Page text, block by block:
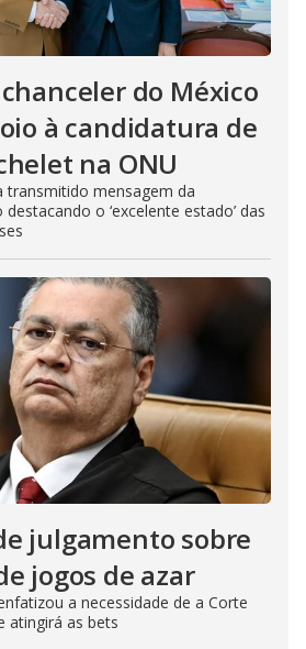
do México
à candidatura de
na ONU
transmitido mensagem da
o ‘excelente estado’ das
julgamento sobre
jogos de azar
a necessidade de a Corte
atingirá as bets